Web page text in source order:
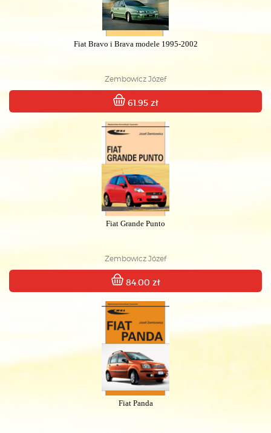
Fiat Bravo i Brava modele 1995-2002
Zembowicz Józef
61.95 zł
Fiat Grande Punto
Zembowicz Józef
84.00 zł
Fiat Panda